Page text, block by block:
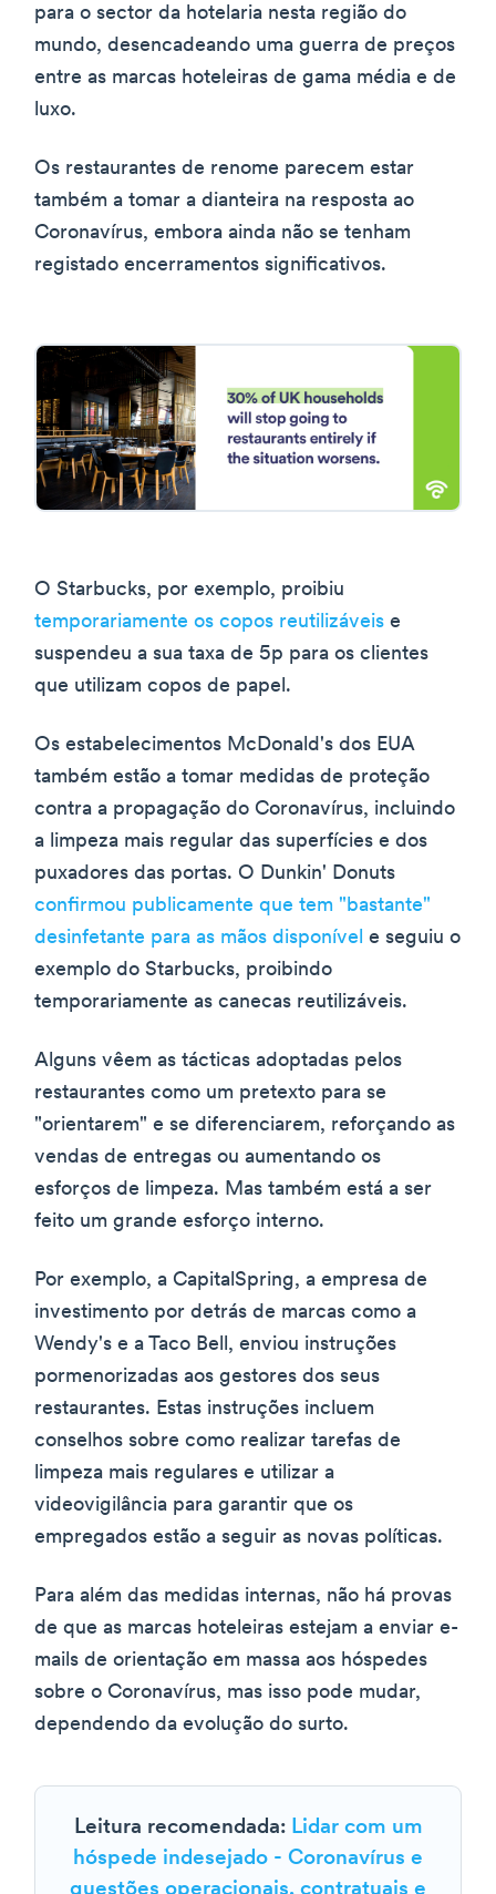
para o sector da hotelaria nesta região do
mundo, desencadeando uma guerra de preços
entre as marcas hoteleiras de gama média e de
luxo.
Os restaurantes de renome parecem estar
também a tomar a dianteira na resposta ao
Coronavírus, embora ainda não se tenham
registado encerramentos significativos.
O Starbucks, por exemplo, proibiu
temporariamente os copos reutilizáveis e
suspendeu a sua taxa de 5p para os clientes
que utilizam copos de papel.
Os estabelecimentos McDonald's dos EUA
também estão a tomar medidas de proteção
contra a propagação do Coronavírus, incluindo
a limpeza mais regular das superfícies e dos
puxadores das portas. O Dunkin' Donuts
confirmou publicamente que tem "bastante"
desinfetante para as mãos disponível e seguiu o
exemplo do Starbucks, proibindo
temporariamente as canecas reutilizáveis.
Alguns vêem as tácticas adoptadas pelos
restaurantes como um pretexto para se
"orientarem" e se diferenciarem, reforçando as
vendas de entregas ou aumentando os
esforços de limpeza. Mas também está a ser
feito um grande esforço interno.
Por exemplo, a CapitalSpring, a empresa de
investimento por detrás de marcas como a
Wendy's e a Taco Bell, enviou instruções
pormenorizadas aos gestores dos seus
restaurantes. Estas instruções incluem
conselhos sobre como realizar tarefas de
limpeza mais regulares e utilizar a
videovigilância para garantir que os
empregados estão a seguir as novas políticas.
Para além das medidas internas, não há provas
de que as marcas hoteleiras estejam a enviar e-
mails de orientação em massa aos hóspedes
sobre o Coronavírus, mas isso pode mudar,
dependendo da evolução do surto.
Leitura recomendada: Lidar com um
hóspede indesejado - Coronavírus e
questões operacionais, contratuais e